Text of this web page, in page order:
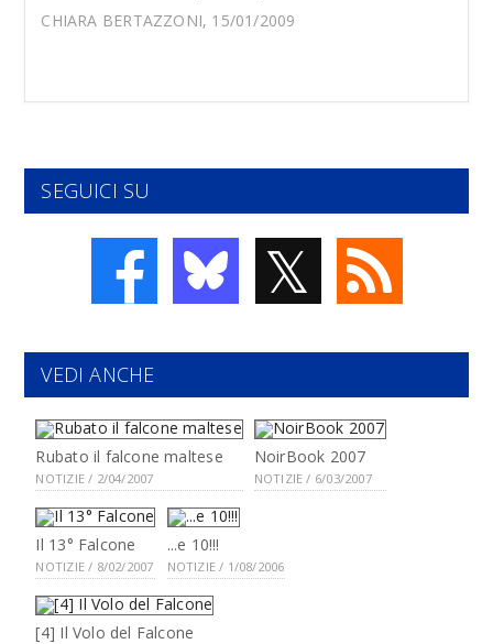
CHIARA BERTAZZONI, 15/01/2009
SEGUICI SU
𝕏
VEDI ANCHE
Rubato il falcone maltese
NOTIZIE / 2/04/2007
NoirBook 2007
NOTIZIE / 6/03/2007
Il 13° Falcone
NOTIZIE / 8/02/2007
...e 10!!!
NOTIZIE / 1/08/2006
[4] Il Volo del Falcone